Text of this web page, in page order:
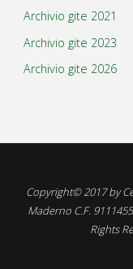
Archivio gite 2021
Archivio gite 2023
Archivio gite 2026
Copyright© 2017 by
Maderno C.F.
Rights